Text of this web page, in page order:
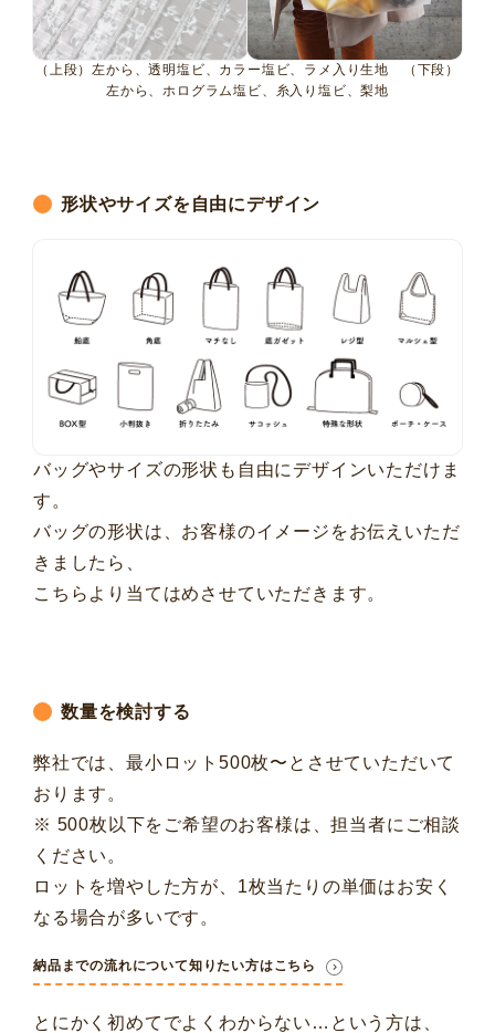
（上段）左から、透明塩ビ、カラー塩ビ、ラメ入り生地 （下段）
左から、ホログラム塩ビ、糸入り塩ビ、梨地
形状やサイズを自由にデザイン
バッグやサイズの形状も自由にデザインいただけま
す。
バッグの形状は、お客様のイメージをお伝えいただ
きましたら、
こちらより当てはめさせていただきます。
数量を検討する
弊社では、最小ロット500枚〜とさせていただいて
おります。
※ 500枚以下をご希望のお客様は、担当者にご相談
ください。
ロットを増やした方が、1枚当たりの単価はお安く
なる場合が多いです。
納品までの流れについて知りたい方はこちら
とにかく初めてでよくわからない…という方は、